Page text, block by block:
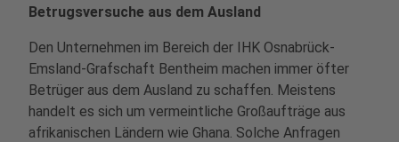
Betrugsversuche aus dem Ausland
Den Unternehmen im Bereich der IHK Osnabrück-
Emsland-Grafschaft Bentheim machen immer öfter
Betrüger aus dem Ausland zu schaffen. Meistens
handelt es sich um vermeintliche Großaufträge aus
afrikanischen Ländern wie Ghana. Solche Anfragen